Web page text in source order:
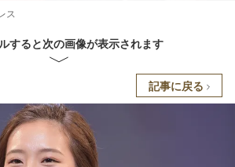
ス
すると次の画像が表示されます
記事に戻る